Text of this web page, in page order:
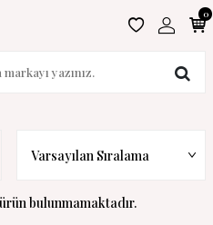
0
bulunmamaktadır.